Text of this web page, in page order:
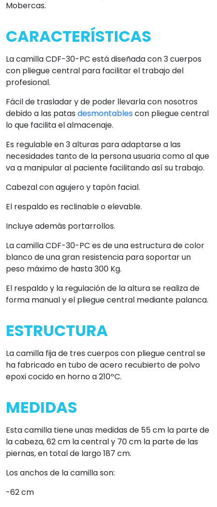
Mobercas.
CARACTERÍSTICAS
La camilla CDF-30-PC está diseñada con 3 cuerpos
con pliegue central para facilitar el trabajo del
profesional.
Fácil de trasladar y de poder llevarla con nosotros
debido a las patas desmontablescon pliegue central
lo que facilita el almacenaje.
Es regulable en 3 alturas para adaptarse a las
necesidades tanto de la persona usuaria como al que
va a manipular al paciente facilitando así su trabajo.
Cabezal con agujero y tapón facial.
El respaldo es reclinable o elevable.
Incluye además portarrollos.
La camilla CDF-30-PC es de una estructura de color
blanco de una gran resistencia para soportar un
peso máximo de hasta 300 Kg.
El respaldo y la regulación de la altura se realiza de
forma manual y el pliegue central mediante palanca.
ESTRUCTURA
La camilla fija de tres cuerpos con pliegue central se
ha fabricado en tubo de acero recubierto de polvo
epoxi cocido en horno a 210ºC.
MEDIDAS
Esta camilla tiene unas medidas de 55 cm la parte de
la cabeza, 62 cm la central y 70 cm la parte de las
piernas, en total de largo 187 cm.
Los anchos de la camilla son:
-62 cm